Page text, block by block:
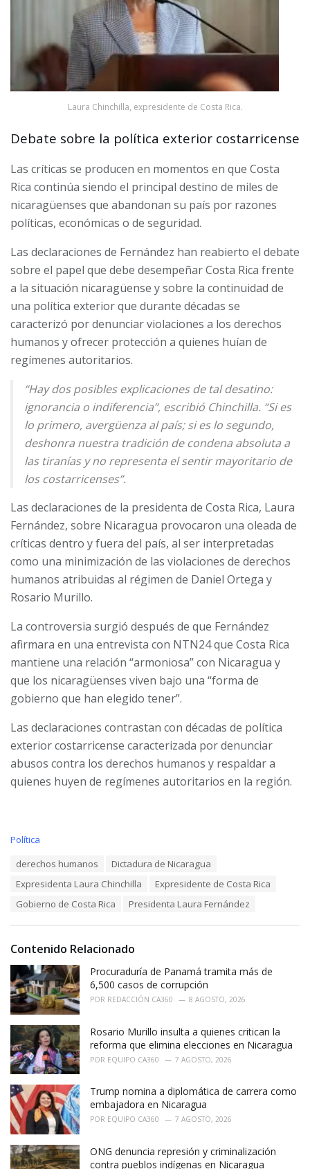
Laura Chinchilla, expresidente de Costa Rica.
Debate sobre la política exterior costarricense
Las críticas se producen en momentos en que Costa
Rica continúa siendo el principal destino de miles de
nicaragüenses que abandonan su país por razones
políticas, económicas o de seguridad.
Las declaraciones de Fernández han reabierto el debate
sobre el papel que debe desempeñar Costa Rica frente
a la situación nicaragüense y sobre la continuidad de
una política exterior que durante décadas se
caracterizó por denunciar violaciones a los derechos
humanos y ofrecer protección a quienes huían de
regímenes autoritarios.
“Hay dos posibles explicaciones de tal desatino:
ignorancia o indiferencia”, escribió Chinchilla. “Si es
lo primero, avergüenza al país; si es lo segundo,
deshonra nuestra tradición de condena absoluta a
las tiranías y no representa el sentir mayoritario de
los costarricenses”.
Las declaraciones de la presidenta de Costa Rica, Laura
Fernández, sobre Nicaragua provocaron una oleada de
críticas dentro y fuera del país, al ser interpretadas
como una minimización de las violaciones de derechos
humanos atribuidas al régimen de Daniel Ortega y
Rosario Murillo.
La controversia surgió después de que Fernández
afirmara en una entrevista con NTN24 que Costa Rica
mantiene una relación “armoniosa” con Nicaragua y
que los nicaragüenses viven bajo una “forma de
gobierno que han elegido tener”.
Las declaraciones contrastan con décadas de política
exterior costarricense caracterizada por denunciar
abusos contra los derechos humanos y respaldar a
quienes huyen de regímenes autoritarios en la región.
C
s
:
Política
derechos humanos
Dictadura de Nicaragua
Expresidenta Laura Chinchilla
Expresidente de Costa Rica
Gobierno de Costa Rica
Presidenta Laura Fernández
Contenido Relacionado
Procuraduría de Panamá tramita más de
6,500 casos de corrupción
POR REDACCIÓN CA360 8 AGOSTO, 2026
Rosario Murillo insulta a quienes critican la
reforma que elimina elecciones en Nicaragua
POR EQUIPO CA360 7 AGOSTO, 2026
Trump nomina a diplomática de carrera como
embajadora en Nicaragua
POR EQUIPO CA360 7 AGOSTO, 2026
ONG denuncia represión y criminalización
contra pueblos indígenas en Nicaragua